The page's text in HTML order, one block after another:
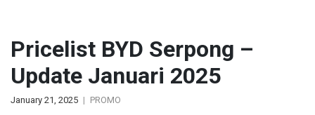
Pricelist BYD Serpong –
Update Januari 2025
January 21, 2025 PROMO